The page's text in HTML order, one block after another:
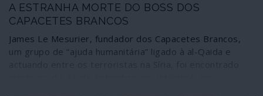
A ESTRANHA MORTE DO BOSS DOS
CAPACETES BRANCOS
James Le Mesurier, fundador dos Capacetes Brancos,
um grupo de “ajuda humanitária” ligado à al-Qaida e